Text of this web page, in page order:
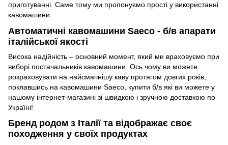
приготуванні. Саме тому ми пропонуємо прості у використанні
кавомашини.
Автоматичні кавомашини Saeco - б/в апарати
італійської якості
Висока надійність – основний момент, який ми враховуємо при
виборі постачальників кавомашини. Ось чому ви можете
розраховувати на найсмачнішу каву протягом довгих років,
поклавшись на кавомашини Saeco, купити б/в які ви можете у
нашому інтернет-магазині зі швидкою і зручною доставкою по
Україні!
Бренд родом з Італії та відображає своє
походження у своїх продуктах